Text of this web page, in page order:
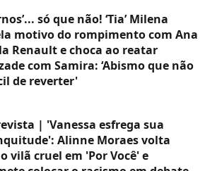
só que não! ‘Tia’ Milena
motivo do rompimento com Ana
Renault e choca ao reatar
com Samira: ‘Abismo que não
de reverter'
| 'Vanessa esfrega sua
Alinne Moraes volta
vilã cruel em 'Por Você' e